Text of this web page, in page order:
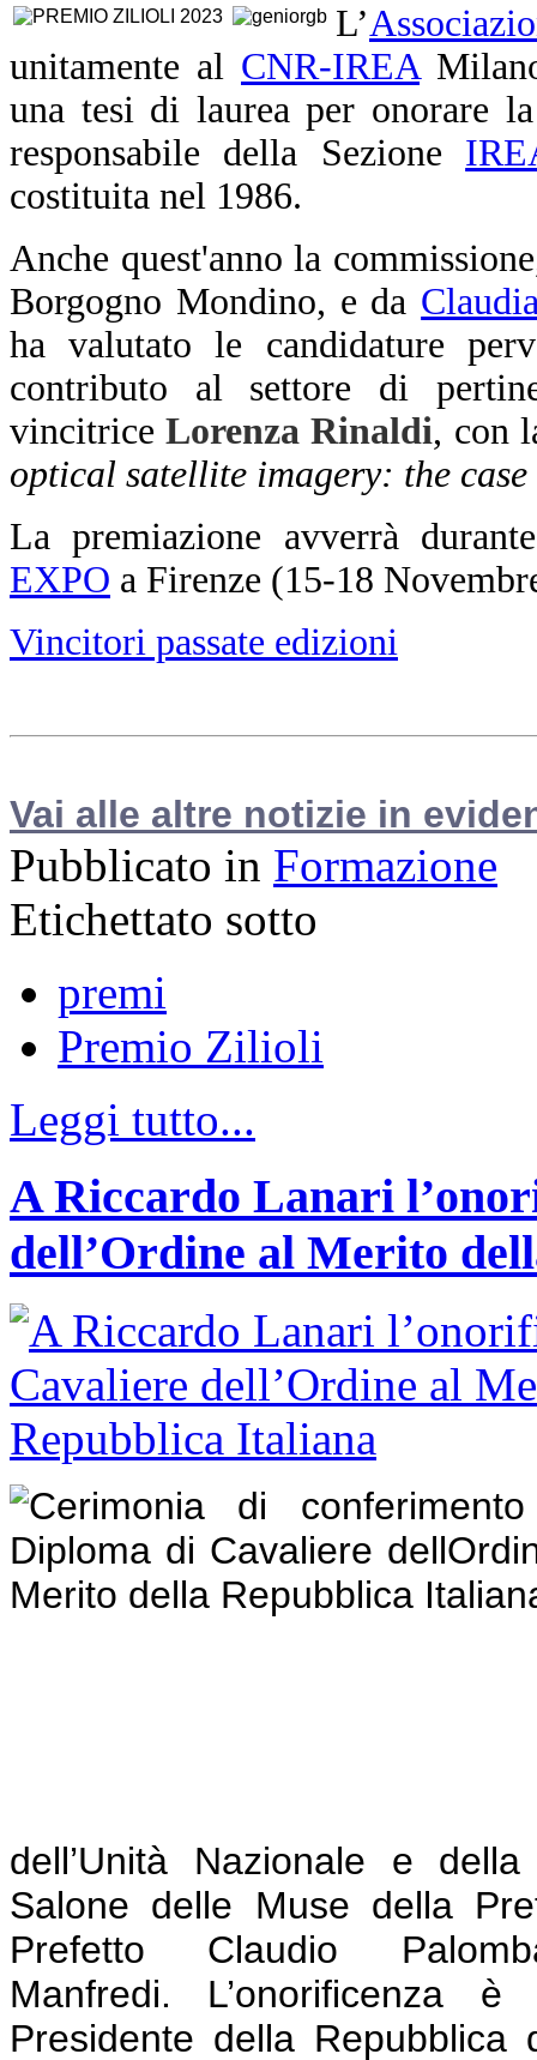
L’
unitamente al CNR-IREA
una tesi di laurea per onorare
responsabile della Sezione
costituita nel 1986.
Anche quest'anno la
Borgogno Mondino, e da
ha valutato le candidature
contributo al settore di
vincitriceLorenza Rinaldi, con
optical satellite imagery: the
La premiazione avverrà
EXPO a Firenze (15-18
Vincitori passate edizioni
Vai alle altre notizie in
Pubblicato in Formazione
Etichettato sotto
premi
Premio Zilioli
Leggi tutto...
A Riccardo Lanari
dell’Ordine al Merito
dell’Unità Nazionale e
Salone delle Muse della
Prefetto Claudio
Manfredi. L’onorificenza
Presidente della